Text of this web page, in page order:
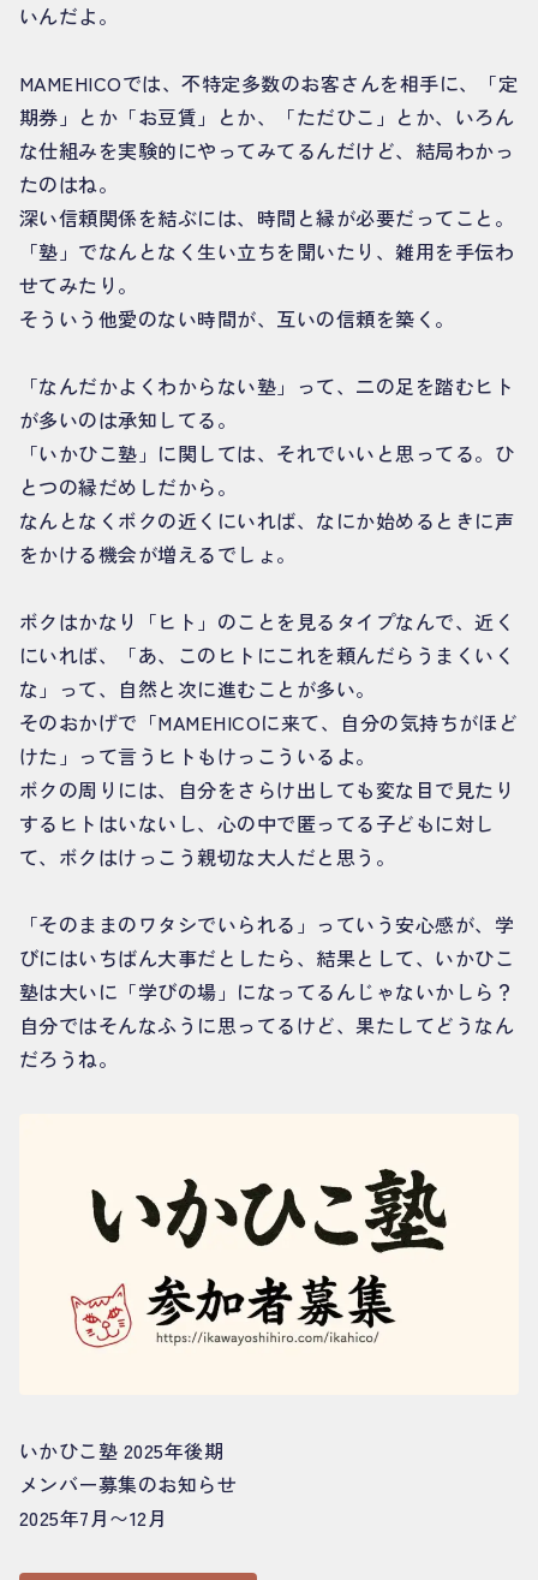
いんだよ。
MAMEHICOでは、不特定多数のお客さんを相手に、「定
期券」とか「お豆賃」とか、「ただひこ」とか、いろん
な仕組みを実験的にやってみてるんだけど、結局わかっ
たのはね。
深い信頼関係を結ぶには、時間と縁が必要だってこと。
「塾」でなんとなく生い立ちを聞いたり、雑用を手伝わ
せてみたり。
そういう他愛のない時間が、互いの信頼を築く。
「なんだかよくわからない塾」って、二の足を踏むヒト
が多いのは承知してる。
「いかひこ塾」に関しては、それでいいと思ってる。ひ
とつの縁だめしだから。
なんとなくボクの近くにいれば、なにか始めるときに声
をかける機会が増えるでしょ。
ボクはかなり「ヒト」のことを見るタイプなんで、近く
にいれば、「あ、このヒトにこれを頼んだらうまくいく
な」って、自然と次に進むことが多い。
そのおかげで「MAMEHICOに来て、自分の気持ちがほど
けた」って言うヒトもけっこういるよ。
ボクの周りには、自分をさらけ出しても変な目で見たり
するヒトはいないし、心の中で匿ってる子どもに対し
て、ボクはけっこう親切な大人だと思う。
「そのままのワタシでいられる」っていう安心感が、学
びにはいちばん大事だとしたら、結果として、いかひこ
塾は大いに「学びの場」になってるんじゃないかしら？
自分ではそんなふうに思ってるけど、果たしてどうなん
だろうね。
いかひこ塾 2025年後期
メンバー募集のお知らせ
2025年7月〜12月